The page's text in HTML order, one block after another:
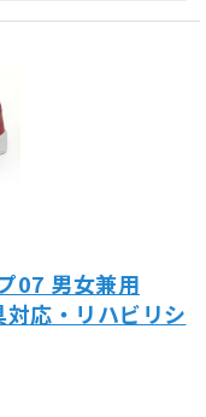
07 男女兼用
応・リハビリシ